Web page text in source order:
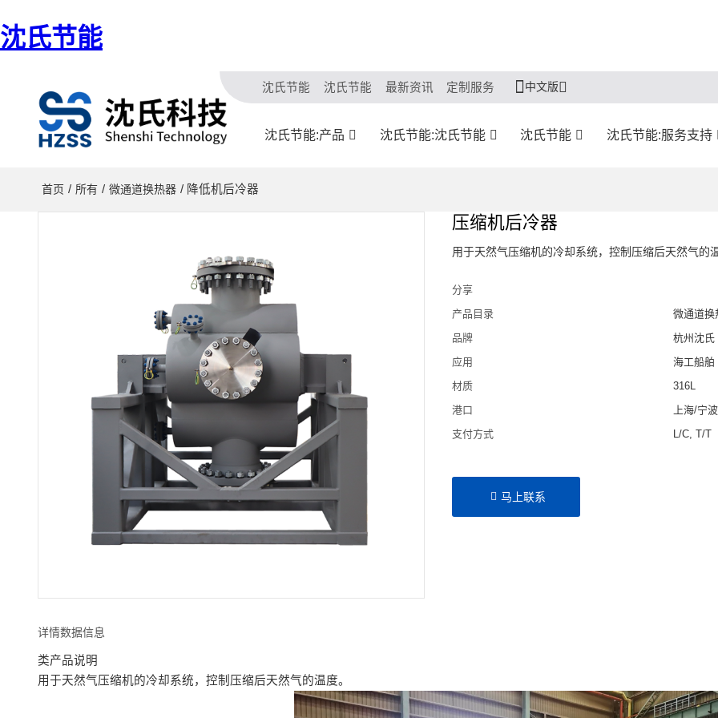
沈氏节能
沈氏节能 沈氏节能 最新资讯 定制服务 中文版
沈氏节能:产品 沈氏节能:沈氏节能 沈氏节能 沈氏节能:服务支持
首页 / 所有 / 微通道换热器 / 降低机后冷器
压缩机后冷器
用于天然气压缩机的冷却系统，控制压缩后天然气的
分享
产品目录
微通道换
品牌
杭州沈氏
应用
海工船舶
材质
316L
港口
上海/宁波
支付方式
L/C, T/T
马上联系
详情数据信息
类产品说明
用于天然气压缩机的冷却系统，控制压缩后天然气的温度。